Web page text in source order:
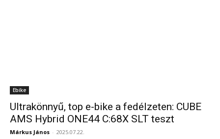
Ebike
Ultrakönnyű, top e-bike a fedélzeten: CUBE
AMS Hybrid ONE44 C:68X SLT teszt
Márkus János - 2025.07.22.